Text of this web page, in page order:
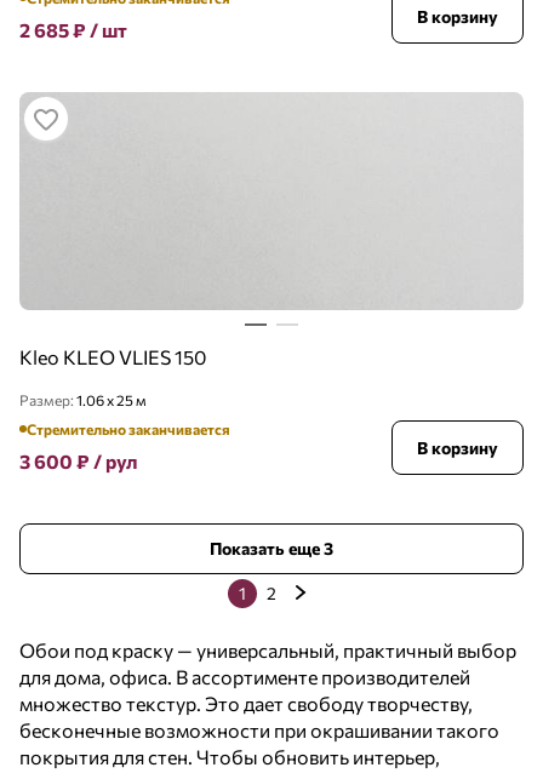
2 685₽ / шт
В корзину
Kleo KLEO VLIES 150
Размер: 1.06 x 25 м
Стремительно заканчивается
3 600 ₽ / рул
В корзину
Показать еще 3
1 2
Обои под краску — универсальный, практичный выбор
для дома, офиса. В ассортименте производителей
множество текстур. Это дает свободу творчеству,
бесконечные возможности при окрашивании такого
покрытия для стен. Чтобы обновить интерьер,